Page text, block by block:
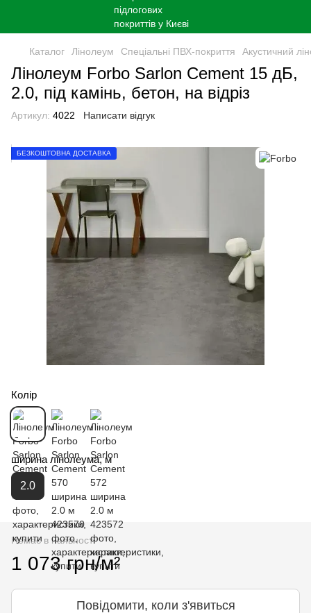
Каталог Лінолеум Спеціальні ПВХ-покриття Акустичний
Лінолеум Forbo Sarlon Cement 15 дБ,
2.0, під камінь, бетон, на відріз
Артикул: 4022 Написати відгук
БЕЗКОШТОВНА ДОСТАВКА
Колір
ширина лінолеума, м
2.0
Немає в наявності
1 073 грн/м²
Повідомити, коли з'явиться